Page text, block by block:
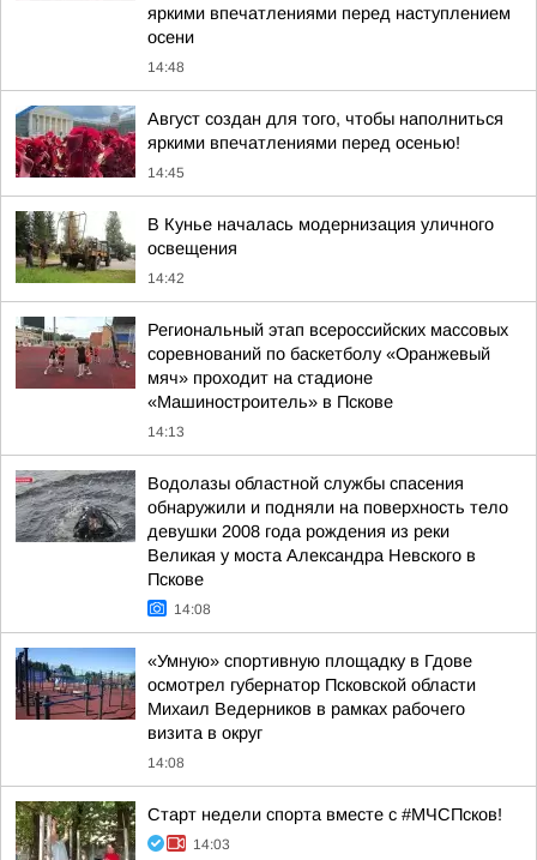
яркими впечатлениями перед наступлением
осени
14:48
Август создан для того, чтобы наполниться
яркими впечатлениями перед осенью!
14:45
В Кунье началась модернизация уличного
освещения
14:42
Региональный этап всероссийских массовых
соревнований по баскетболу «Оранжевый
мяч» проходит на стадионе
«Машиностроитель» в Пскове
14:13
Водолазы областной службы спасения
обнаружили и подняли на поверхность тело
девушки 2008 года рождения из реки
Великая у моста Александра Невского в
Пскове
14:08
«Умную» спортивную площадку в Гдове
осмотрел губернатор Псковской области
Михаил Ведерников в рамках рабочего
визита в округ
14:08
Старт недели спорта вместе с #МЧСПсков!
14:03